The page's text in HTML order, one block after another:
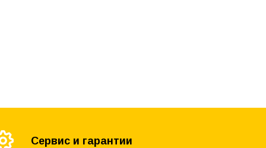
Сервис и гарантии